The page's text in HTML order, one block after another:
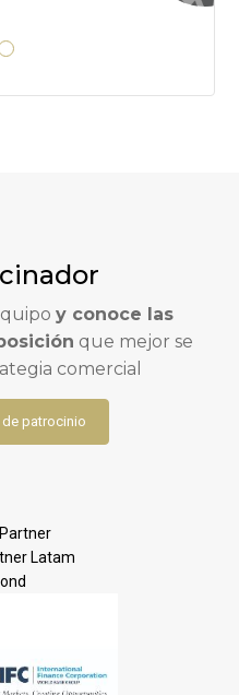
y conoce las
que mejor se
comercial
patrocinio
Latam